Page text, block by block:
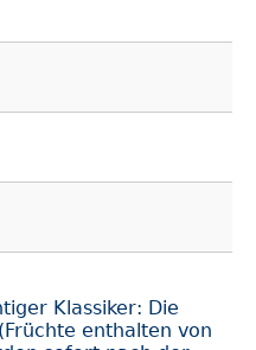
Klassiker: Die
enthalten von